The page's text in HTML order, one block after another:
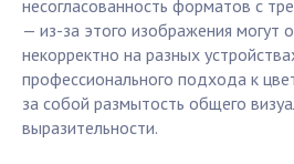
несогласованность форматов с
— из-за этого изображения могут
некорректно на разных
профессионального подхода к
за собой размытость общего
выразительности.